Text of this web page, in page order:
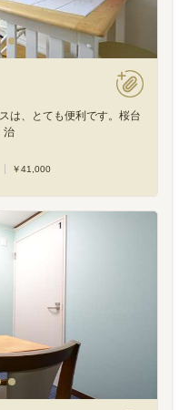
は、とても便利です。桜台
治
￥41,000